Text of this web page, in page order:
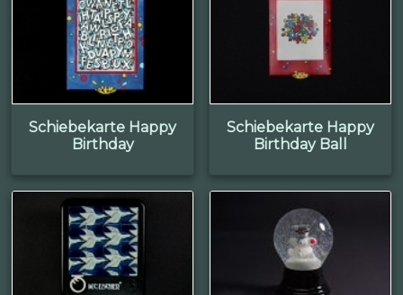
Schiebekarte Happy
Birthday
Schiebekarte Happy
Birthday Ball